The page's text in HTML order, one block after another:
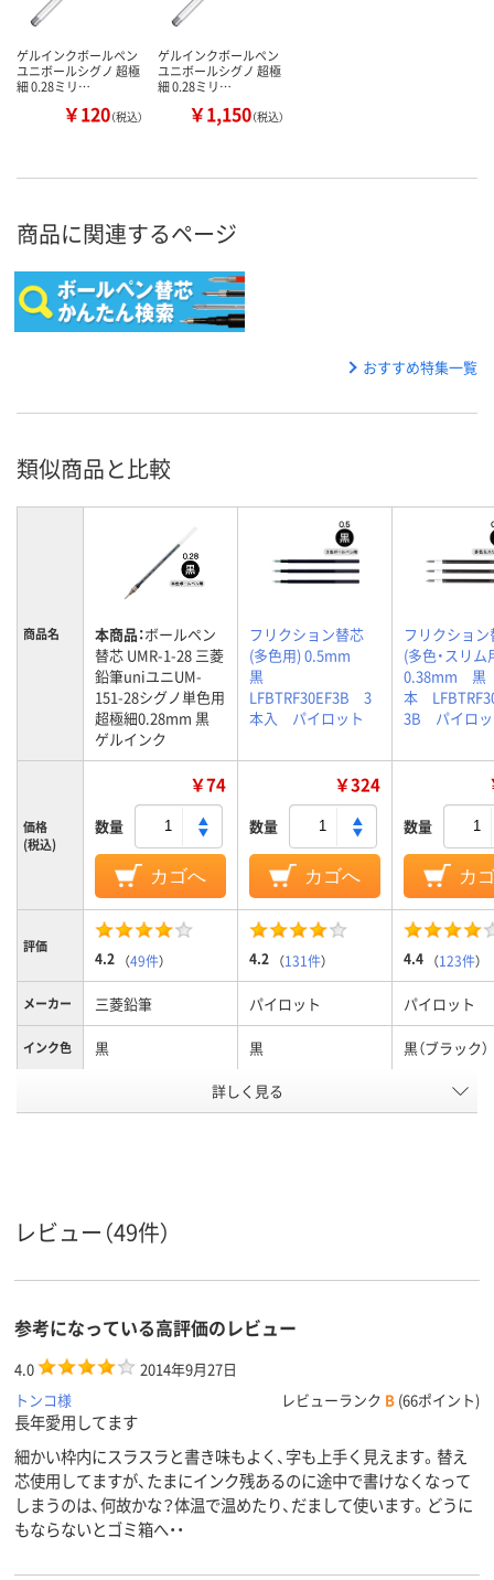
ゲルインクボールペン
ユニボールシグノ 超極
細 0.28ミリ…
￥120（税込）
ゲルインクボールペン
ユニボールシグノ 超極
細 0.28ミリ…
￥1,150（税込）
商品に関連するページ
おすすめ特集一覧
類似商品と比較
商品名 本商品：ボールペン
替芯 UMR-1-28 三菱
鉛筆uniユニUM-
151-28シグノ単色用
超極細0.28mm 黒
ゲルインク
フリクション替芯
(多色用) 0.5mm
黒
LFBTRF30EF3B 3
本入 パイロット
フリクション
(多色・スリ
0.38mm
本
3B パイロ
価格
(税込)
￥74
数量
カゴへ
￥324
数量
カゴへ
数量
カ
評価
4.2 （49件） 4.2 （131件） 4.4 （123件）
メーカー 三菱鉛筆 パイロット パイロット
インク色 黒 黒 黒（ブラック）
0.5mm 0.38mm、
アスクル
スコア
詳しく見る
レビュー（49件）
参考になっている高評価のレビュー
4.0
2014年9月27日
トンコ様
レビューランク B (66ポイント)
長年愛用してます
細かい枠内にスラスラと書き味もよく、字も上手く見えます。替え
芯使用してますが、たまにインク残あるのに途中で書けなくなって
しまうのは、何故かな？体温で温めたり、だまして使います。どうに
もならないとゴミ箱へ・・